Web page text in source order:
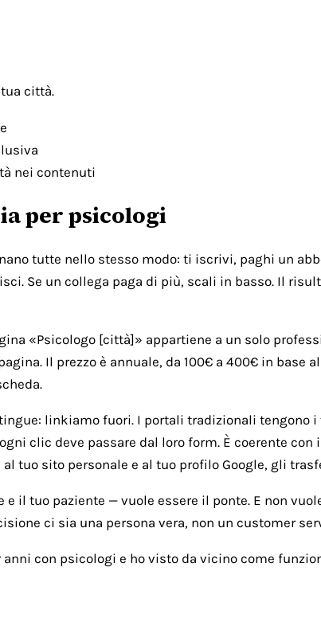
città.
nei contenuti
per psicologi
tutte nello stesso modo: ti iscrivi, paghi un
Se un collega paga di più, scali in basso. Il
«Psicologo [città]» appartiene a un solo
Il prezzo è annuale, da 100€ a 400€ in
linkiamo fuori. I portali tradizionali
clic deve passare dal loro form. È coerente
tuo sito personale e al tuo profilo Google, gli
e il tuo paziente — vuole essere il ponte. E non
ci sia una persona vera, non un customer
anni con psicologi e ho visto da vicino come